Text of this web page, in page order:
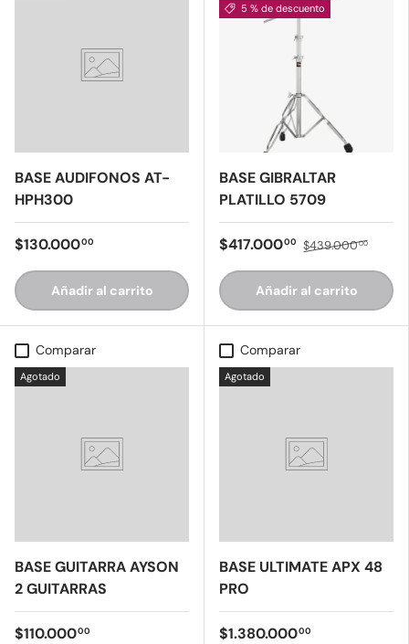
BASE AUDIFONOS AT-
HPH300
$130.00000
Añadir al carrito
5 % de descuento
BASE GIBRALTAR
PLATILLO 5709
$417.00000 $439.00000
Añadir al carrito
Comparar
Agotado
BASE GUITARRA AYSON
2 GUITARRAS
$110.00000
Comparar
Agotado
BASE ULTIMATE APX 48
PRO
$1.380.00000